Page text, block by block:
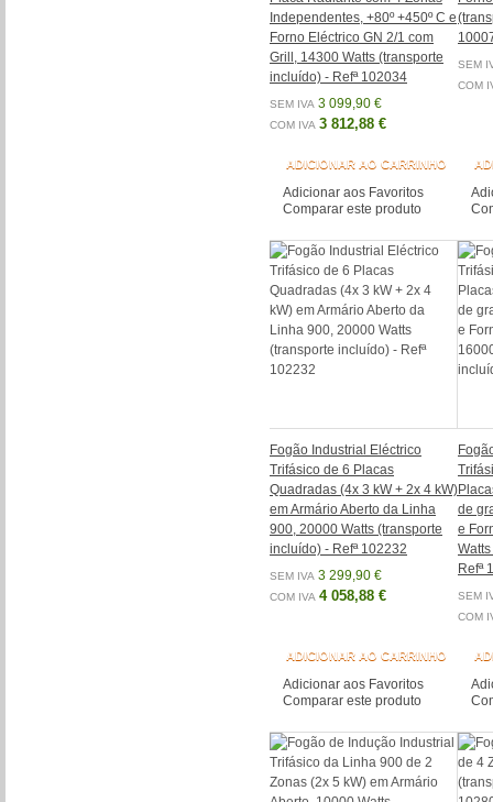
Independentes, +80º +450º C e
Forno Eléctrico GN 2/1 com
Grill, 14300 Watts (transporte
incluído) - Refª 102034
SEM IVA 3 099,90 €
COM IVA 3 812,88 €
ADICIONAR AO CARRINHO
Adicionar aos Favoritos
Comparar este produto
SEM
COM
Fogão Industrial Eléctrico
Trifásico de 6 Placas
Quadradas (4x 3 kW + 2x 4 kW)
em Armário Aberto da Linha
900, 20000 Watts (transporte
incluído) - Refª 102232
SEM IVA 3 299,90 €
COM IVA 4 058,88 €
ADICIONAR AO CARRINHO
Adicionar aos Favoritos
Comparar este produto
de
e
Refª
SEM
COM